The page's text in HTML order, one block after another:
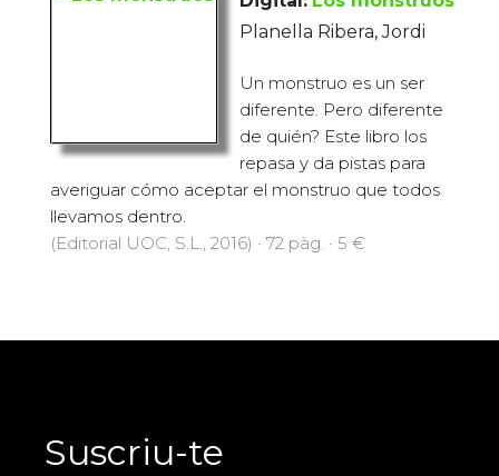
Planella Ribera, Jordi
Un monstruo es un ser
diferente. Pero diferente
de quién? Este libro los
repasa y da pistas para
averiguar cómo aceptar el monstruo que todos
llevamos dentro.
(Editorial UOC, S.L., 2016) · 72 pàg. · 5 €
Suscriu-te